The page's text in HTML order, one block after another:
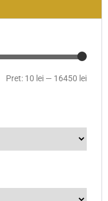
Pret: 10 lei — 16450 lei